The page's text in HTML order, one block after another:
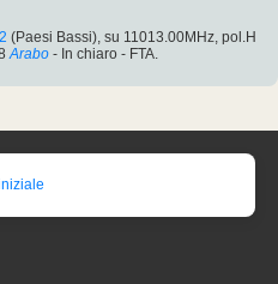
(Paesi Bassi), su 11013.00MHz, pol.H
Arabo - In chiaro - FTA.